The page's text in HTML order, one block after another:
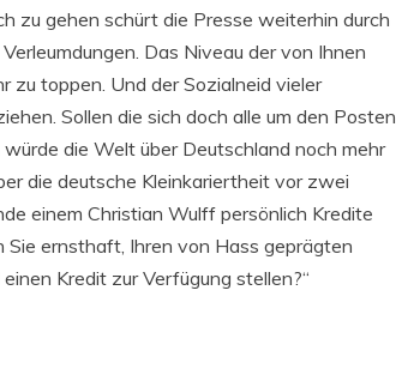
zu gehen schürt die Presse weiterhin durch
Das Niveau der von Ihnen
toppen. Und der Sozialneid vieler
Sollen die sich doch alle um den Posten
die Welt über Deutschland noch mehr
die deutsche Kleinkariertheit vor zwei
einem Christian Wulff persönlich Kredite
ernsthaft, Ihren von Hass geprägten
Kredit zur Verfügung stellen?“